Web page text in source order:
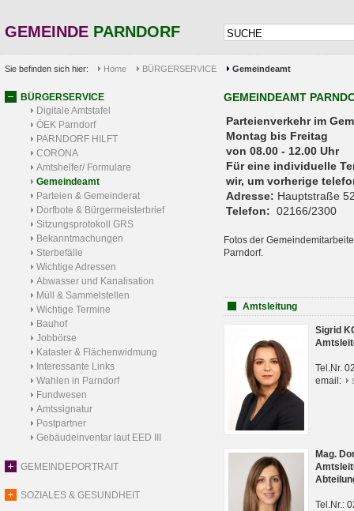
GEMEINDE PARNDORF
Sie befinden sich hier: Home BÜRGERSERVICE Gemeindeamt
BÜRGERSERVICE
Digitale Amtstafel
ÖEK Parndorf
PARNDORF HILFT
CORONA
Amtshelfer/ Formulare
Gemeindeamt
Parteien & Gemeinderat
Dorfbote & Bürgermeisterbrief
Sitzungsprotokoll GRS
Bekanntmachungen
Sterbefälle
Wichtige Adressen
Abwasser und Kanalisation
Müll & Sammelstellen
Wichtige Termine
Bauhof
Jobbörse
Kataster & Flächenwidmung
Interessante Links
Wahlen in Parndorf
Fundwesen
Amtssignatur
Postpartner
Gebäudeinventar laut EED III
GEMEINDEPORTRAIT
SOZIALES & GESUNDHEIT
GEMEINDEAMT
Parteienverkehr
Montag bis Freitag
von 08.00 - 12.00 Uhr
Für eine individuelle
wir, um vorherige
Adresse: Hauptstraße
Telefon: 02166/2300
Fotos der
Parndorf.
Amtsleitung
Sigrid
Tel.Nr.
email:
Mag.
Tel.Nr.: